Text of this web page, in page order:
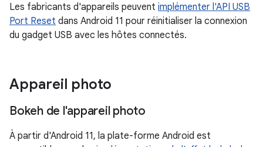
Les fabricants d'appareils peuvent implémenter l'API USB
Port Reset dans Android 11 pour réinitialiser la connexion
du gadget USB avec les hôtes connectés.
Appareil photo
Bokeh de l'appareil photo
À partir d'Android 11, la plate-forme Android est